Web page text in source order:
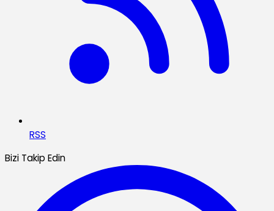
RSS
Bizi Takip Edin